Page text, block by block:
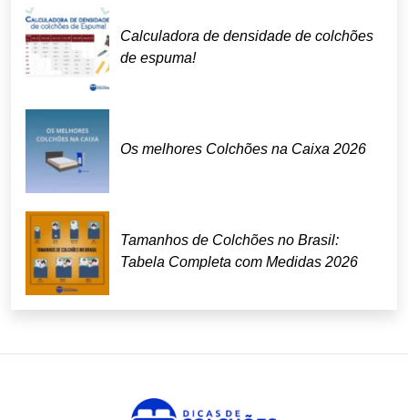
Calculadora de densidade de colchões
de espuma!
Os melhores Colchões na Caixa 2026
Tamanhos de Colchões no Brasil:
Tabela Completa com Medidas 2026